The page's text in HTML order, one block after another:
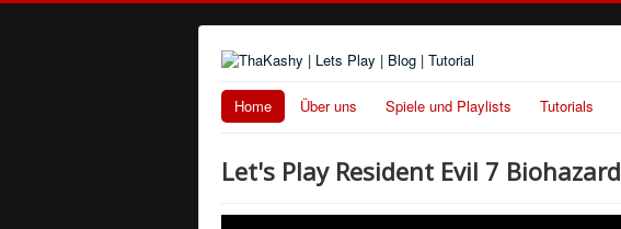
Home Über uns Spiele und Playlists Tutorials
Let's Play Resident Evil 7